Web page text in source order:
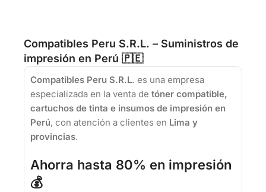
Compatibles Peru S.R.L. – Suministros de
impresión en Perú 🇵🇪
Compatibles Peru S.R.L. es una empresa
especializada en la venta de tóner compatible,
cartuchos de tinta e insumos de impresión en
Perú, con atención a clientes en Lima y
provincias.
Ahorra hasta 80% en impresión
💰